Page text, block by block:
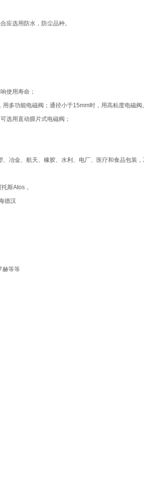
应选用防水，防尘品种。
使用寿命；
多功能电磁阀；通径小于15mm时，用高粘度电磁阀。
选用直动膜片式电磁阀；
冶金、航天、橡胶、水利、电厂、医疗和食品包装
斯Atos，
德汉
赫等等